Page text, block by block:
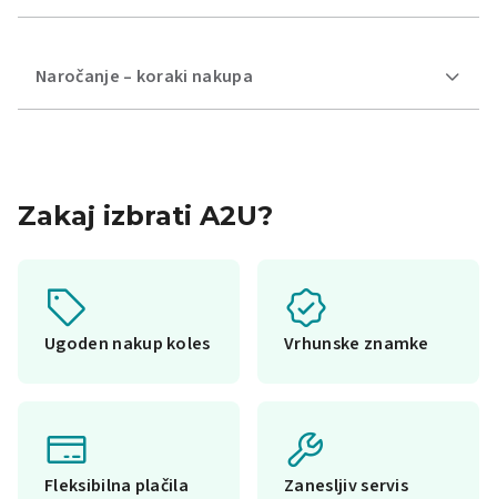
Naročanje – koraki nakupa
Zakaj izbrati A2U?
Ugoden nakup koles Vrhunske znamke
Fleksibilna plačila Zanesljiv servis